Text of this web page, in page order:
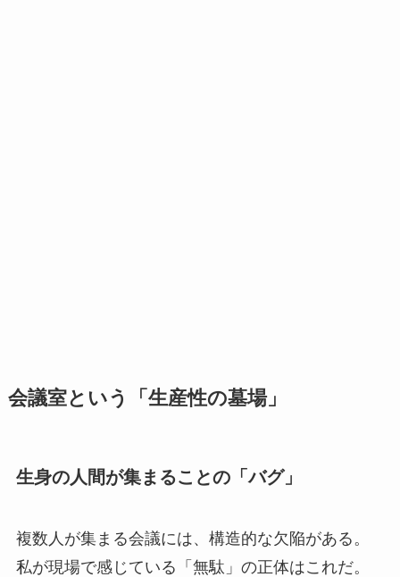
会議室という「生産性の墓場」
生身の人間が集まることの「バグ」
複数人が集まる会議には、構造的な欠陥がある。
私が現場で感じている「無駄」の正体はこれだ。